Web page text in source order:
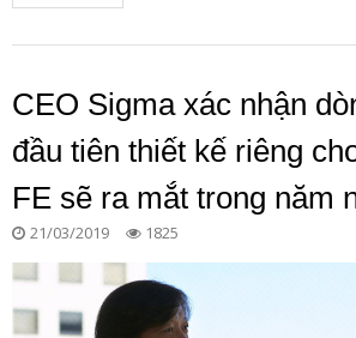
CEO Sigma xác nhận
đầu tiên thiết kế riêng
FE sẽ ra mắt trong năm
21/03/2019 1825